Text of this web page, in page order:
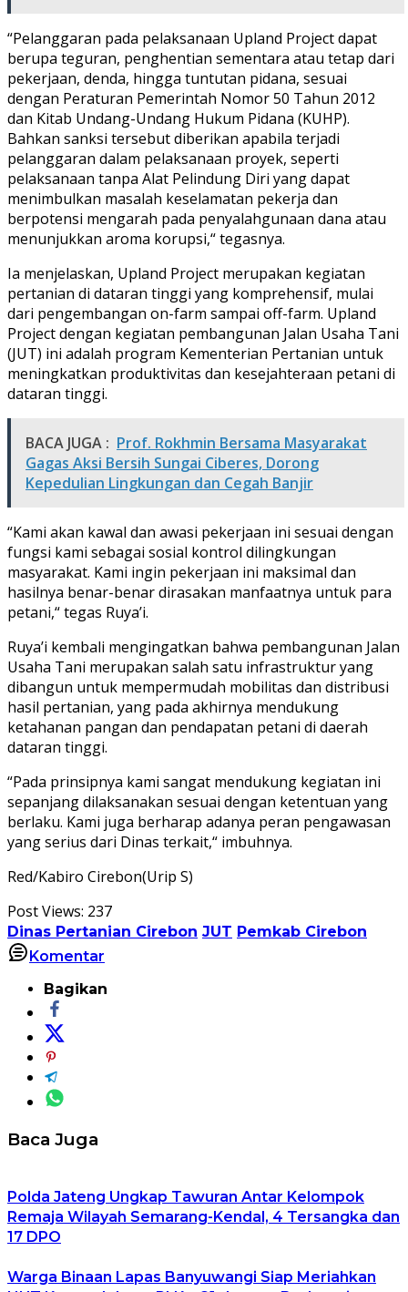
“Pelanggaran pada pelaksanaan Upland Project dapat
berupa teguran, penghentian sementara atau tetap dari
pekerjaan, denda, hingga tuntutan pidana, sesuai
dengan Peraturan Pemerintah Nomor 50 Tahun 2012
dan Kitab Undang-Undang Hukum Pidana (KUHP).
Bahkan sanksi tersebut diberikan apabila terjadi
pelanggaran dalam pelaksanaan proyek, seperti
pelaksanaan tanpa Alat Pelindung Diri yang dapat
menimbulkan masalah keselamatan pekerja dan
berpotensi mengarah pada penyalahgunaan dana atau
menunjukkan aroma korupsi,“ tegasnya.
Ia menjelaskan, Upland Project merupakan kegiatan
pertanian di dataran tinggi yang komprehensif, mulai
dari pengembangan on-farm sampai off-farm. Upland
Project dengan kegiatan pembangunan Jalan Usaha Tani
(JUT) ini adalah program Kementerian Pertanian untuk
meningkatkan produktivitas dan kesejahteraan petani di
dataran tinggi.
BACA JUGA : Prof. Rokhmin Bersama Masyarakat
Gagas Aksi Bersih Sungai Ciberes, Dorong
Kepedulian Lingkungan dan Cegah Banjir
“Kami akan kawal dan awasi pekerjaan ini sesuai dengan
fungsi kami sebagai sosial kontrol dilingkungan
masyarakat. Kami ingin pekerjaan ini maksimal dan
hasilnya benar-benar dirasakan manfaatnya untuk para
petani,“ tegas Ruya’i.
Ruya’i kembali mengingatkan bahwa pembangunan Jalan
Usaha Tani merupakan salah satu infrastruktur yang
dibangun untuk mempermudah mobilitas dan distribusi
hasil pertanian, yang pada akhirnya mendukung
ketahanan pangan dan pendapatan petani di daerah
dataran tinggi.
“Pada prinsipnya kami sangat mendukung kegiatan ini
sepanjang dilaksanakan sesuai dengan ketentuan yang
berlaku. Kami juga berharap adanya peran pengawasan
yang serius dari Dinas terkait,“ imbuhnya.
Red/Kabiro Cirebon(Urip S)
Post Views: 237
Dinas Pertanian Cirebon JUT Pemkab Cirebon
Komentar
Bagikan
Baca Juga
Polda Jateng Ungkap Tawuran Antar Kelompok
Remaja Wilayah Semarang-Kendal, 4 Tersangka dan
17 DPO
Warga Binaan Lapas Banyuwangi Siap Meriahkan